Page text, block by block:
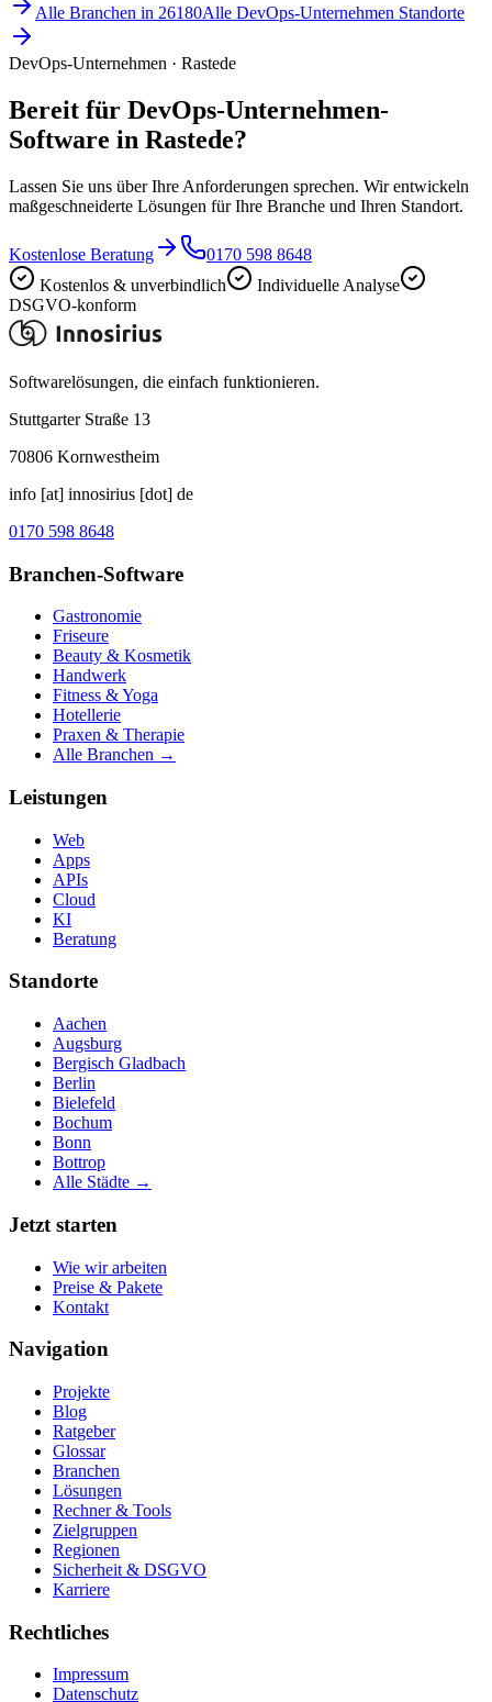
Alle Branchen in 26180Alle DevOps-Unternehmen Standorte
DevOps-Unternehmen · Rastede
Bereit für DevOps-Unternehmen-
Software in Rastede?
Lassen Sie uns über Ihre Anforderungen sprechen. Wir entwickeln
maßgeschneiderte Lösungen für Ihre Branche und Ihren Standort.
Kostenlose Beratung
0170 598 8648
Kostenlos & unverbindlich
Individuelle Analyse
DSGVO-konform
Softwarelösungen, die einfach funktionieren.
Stuttgarter Straße 13
70806 Kornwestheim
info [at] innosirius [dot] de
0170 598 8648
Branchen-Software
Gastronomie
Friseure
Beauty & Kosmetik
Handwerk
Fitness & Yoga
Hotellerie
Praxen & Therapie
Alle Branchen →
Leistungen
Web
Apps
APIs
Cloud
KI
Beratung
Standorte
Aachen
Augsburg
Bergisch Gladbach
Berlin
Bielefeld
Bochum
Bonn
Bottrop
Alle Städte →
Jetzt starten
Wie wir arbeiten
Preise & Pakete
Kontakt
Navigation
Projekte
Blog
Ratgeber
Glossar
Branchen
Lösungen
Rechner & Tools
Zielgruppen
Regionen
Sicherheit & DSGVO
Karriere
Rechtliches
Impressum
Datenschutz